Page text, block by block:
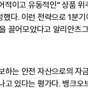
적이고 유동적인" 상품 위
했다. 이런 전략으로 1분
끌어모았다고 알리안츠
하는 안전 자산으로의 자
고 있다는 평가다. 뱅크오